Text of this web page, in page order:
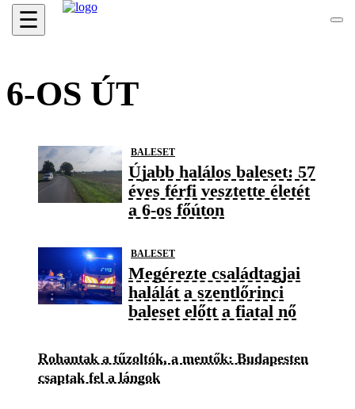
☰
6-OS ÚT
BALESET
Újabb halálos baleset: 57
éves férfi vesztette életét
a 6-os főúton
BALESET
Megérezte családtagjai
halálát a szentlőrinci
baleset előtt a fiatal nő
Rohantak a tűzoltók, a mentők: Budapesten
csaptak fel a lángok